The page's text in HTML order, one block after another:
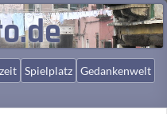
Spielplatz Gedankenwelt